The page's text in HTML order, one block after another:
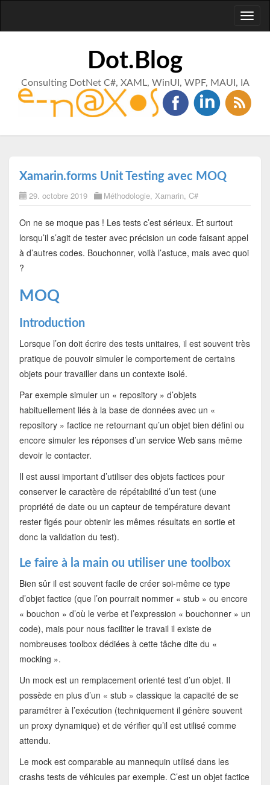
Dot.Blog
Consulting DotNet C#, XAML, WinUI, WPF, MAUI, IA
Xamarin.forms Unit Testing avec MOQ
29. octobre 2019 Méthodologie, Xamarin, C#
On ne se moque pas ! Les tests c’est sérieux. Et surtout
lorsqu’il s’agit de tester avec précision un code faisant appel
à d’autres codes. Bouchonner, voilà l’astuce, mais avec quoi
?
MOQ
Introduction
Lorsque l’on doit écrire des tests unitaires, il est souvent très
pratique de pouvoir simuler le comportement de certains
objets pour travailler dans un contexte isolé.
Par exemple simuler un « repository » d’objets
habituellement liés à la base de données avec un «
repository » factice ne retournant qu’un objet bien défini ou
encore simuler les réponses d’un service Web sans même
devoir le contacter.
Il est aussi important d’utiliser des objets factices pour
conserver le caractère de répétabilité d’un test (une
propriété de date ou un capteur de température devant
rester figés pour obtenir les mêmes résultats en sortie et
donc la validation du test).
Le faire à la main ou utiliser une toolbox
Bien sûr il est souvent facile de créer soi-même ce type
d’objet factice (que l’on pourrait nommer « stub » ou encore
« bouchon » d’où le verbe et l’expression « bouchonner » un
code), mais pour nous faciliter le travail il existe de
nombreuses toolbox dédiées à cette tâche dite du «
mocking ».
Un mock est un remplacement orienté test d’un objet. Il
possède en plus d’un « stub » classique la capacité de se
paramétrer à l’exécution (techniquement il génère souvent
un proxy dynamique) et de vérifier qu’il est utilisé comme
attendu.
Le mock est comparable au mannequin utilisé dans les
crashs tests de véhicules par exemple. C’est un objet factice